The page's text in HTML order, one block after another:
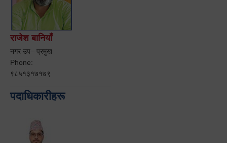
राजेश बानियाँ
नगर उप– प्रमुख
Phone:
९८५१३१७१७९
पदाधिकारीहरू